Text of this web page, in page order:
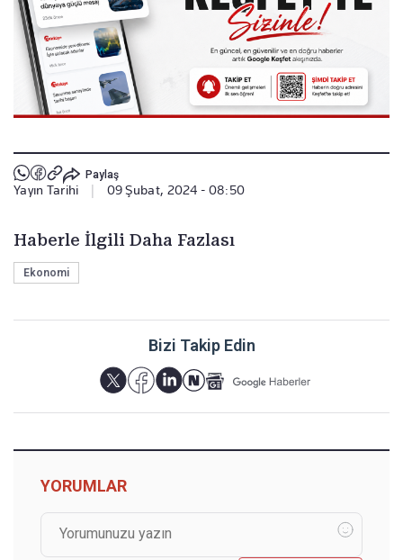
Paylaş
Yayın Tarihi 09 Şubat, 2024 - 08:50
Haberle İlgili Daha Fazlası
Ekonomi
Bizi Takip Edin
YORUMLAR